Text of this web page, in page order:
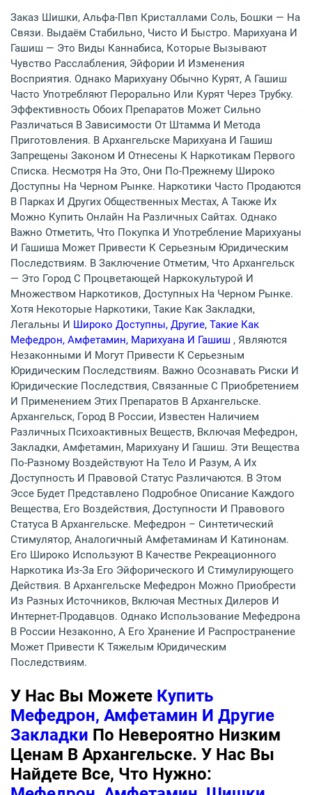
Заказ Шишки, Альфа-Пвп Кристаллами Соль, Бошки — На
Связи. Выдаём Стабильно, Чисто И Быстро. Марихуана И
Гашиш — Это Виды Каннабиса, Которые Вызывают
Чувство Расслабления, Эйфории И Изменения
Восприятия. Однако Марихуану Обычно Курят, А Гашиш
Часто Употребляют Перорально Или Курят Через Трубку.
Эффективность Обоих Препаратов Может Сильно
Различаться В Зависимости От Штамма И Метода
Приготовления. В Архангельске Марихуана И Гашиш
Запрещены Законом И Отнесены К Наркотикам Первого
Списка. Несмотря На Это, Они По-Прежнему Широко
Доступны На Черном Рынке. Наркотики Часто Продаются
В Парках И Других Общественных Местах, А Также Их
Можно Купить Онлайн На Различных Сайтах. Однако
Важно Отметить, Что Покупка И Употребление Марихуаны
И Гашиша Может Привести К Серьезным Юридическим
Последствиям. В Заключение Отметим, Что Архангельск
— Это Город С Процветающей Наркокультурой И
Множеством Наркотиков, Доступных На Черном Рынке.
Хотя Некоторые Наркотики, Такие Как Закладки,
Легальны И Широко Доступны, Другие, Такие Как
Мефедрон, Амфетамин, Марихуана И Гашиш , Являются
Незаконными И Могут Привести К Серьезным
Юридическим Последствиям. Важно Осознавать Риски И
Юридические Последствия, Связанные С Приобретением
И Применением Этих Препаратов В Архангельске.
Архангельск, Город В России, Известен Наличием
Различных Психоактивных Веществ, Включая Мефедрон,
Закладки, Амфетамин, Марихуану И Гашиш. Эти Вещества
По-Разному Воздействуют На Тело И Разум, А Их
Доступность И Правовой Статус Различаются. В Этом
Эссе Будет Представлено Подробное Описание Каждого
Вещества, Его Воздействия, Доступности И Правового
Статуса В Архангельске. Мефедрон – Синтетический
Стимулятор, Аналогичный Амфетаминам И Катинонам.
Его Широко Используют В Качестве Рекреационного
Наркотика Из-За Его Эйфорического И Стимулирующего
Действия. В Архангельске Мефедрон Можно Приобрести
Из Разных Источников, Включая Местных Дилеров И
Интернет-Продавцов. Однако Использование Мефедрона
В России Незаконно, А Его Хранение И Распространение
Может Привести К Тяжелым Юридическим
Последствиям.
У Нас Вы Можете Купить
Мефедрон, Амфетамин И Другие
Закладки По Невероятно Низким
Ценам В Архангельске. У Нас Вы
Найдете Все, Что Нужно: